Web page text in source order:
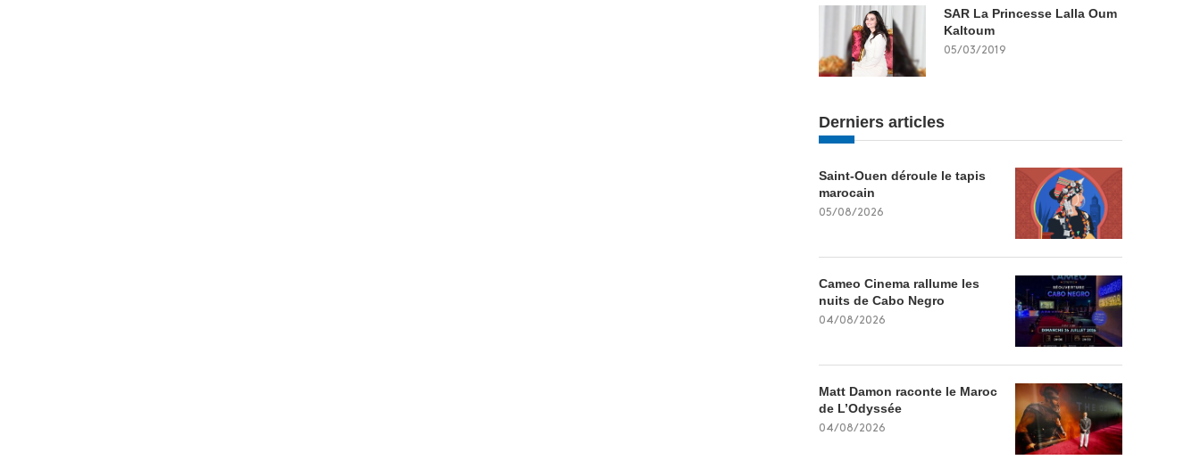
SAR La Princesse Lalla Oum
Kaltoum
05/03/2019
Derniers articles
Saint-Ouen déroule le tapis
marocain
05/08/2026
Cameo Cinema rallume les
nuits de Cabo Negro
04/08/2026
Matt Damon raconte le Maroc
de L’Odyssée
04/08/2026